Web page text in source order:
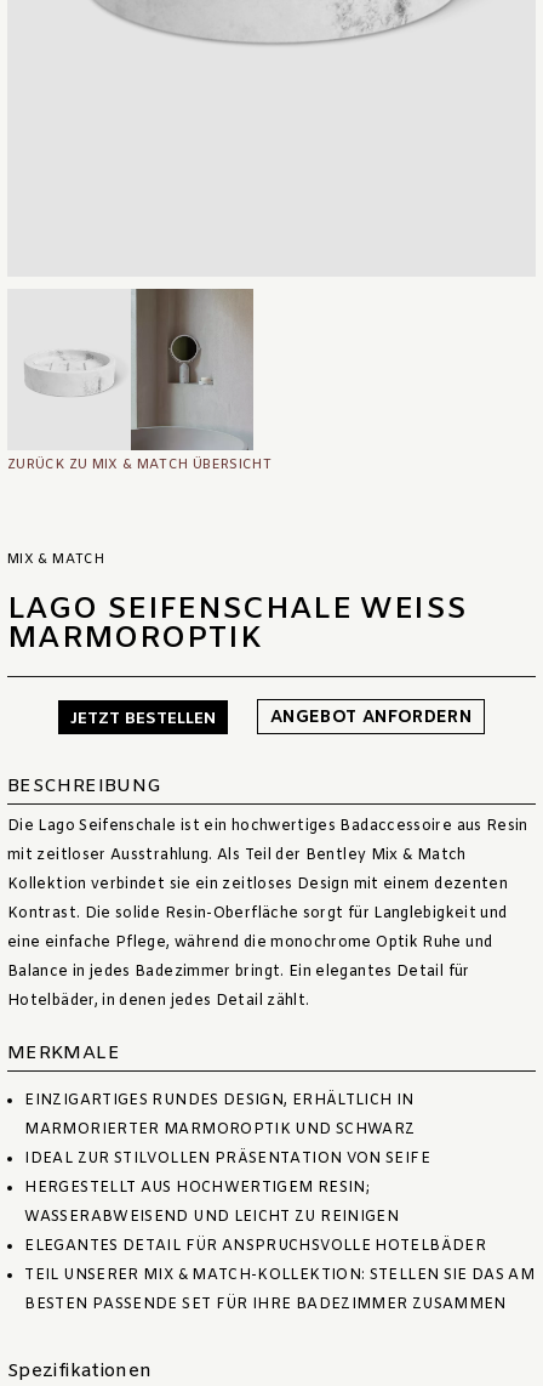
ZURÜCK ZU MIX & MATCH ÜBERSICHT
MIX & MATCH
LAGO SEIFENSCHALE WEISS M
ARMOROPTIK
JETZT BESTELLEN ANGEBOT ANFORDERN
BESCHREIBUNG
Die Lago Seifenschale ist ein hochwertiges Badaccessoire aus Resin
mit zeitloser Ausstrahlung. Als Teil der Bentley Mix & Match
Kollektion verbindet sie ein zeitloses Design mit einem dezenten
Kontrast. Die solide Resin-Oberfläche sorgt für Langlebigkeit und
eine einfache Pflege, während die monochrome Optik Ruhe und
Balance in jedes Badezimmer bringt. Ein elegantes Detail für
Hotelbäder, in denen jedes Detail zählt.
MERKMALE
EINZIGARTIGES RUNDES DESIGN, ERHÄLTLICH IN
MARMORIERTER MARMOROPTIK UND SCHWARZ
IDEAL ZUR STILVOLLEN PRÄSENTATION VON SEIFE
HERGESTELLT AUS HOCHWERTIGEM RESIN;
WASSERABWEISEND UND LEICHT ZU REINIGEN
ELEGANTES DETAIL FÜR ANSPRUCHSVOLLE HOTELBÄDER
TEIL UNSERER MIX & MATCH-KOLLEKTION: STELLEN SIE DAS AM
BESTEN PASSENDE SET FÜR IHRE BADEZIMMER ZUSAMMEN
Spezifikationen